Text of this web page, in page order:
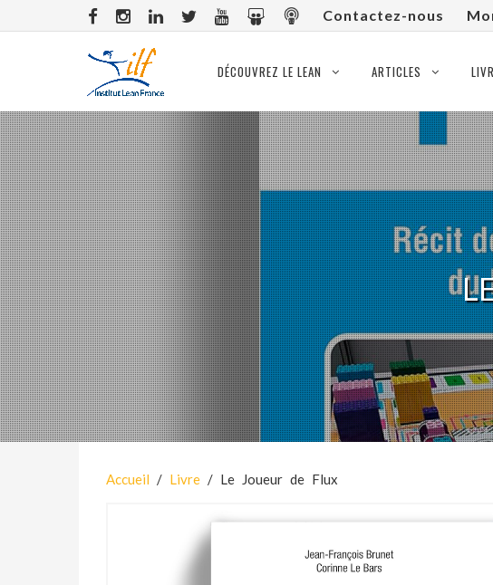
Contactez-nous
DÉCOUVREZ LE LEAN ARTICLES
Accueil / Livre / Le Joueur de Flux